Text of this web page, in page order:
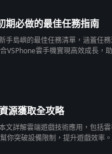
必做的最佳任務指南
手島嶼的最佳任務清單，涵蓋任
VSPhone雲手機實現高效成長，
源獲取全攻略
文詳解雲端遊戲技術應用，包括
你突破設備限制，提升遊戲效率。